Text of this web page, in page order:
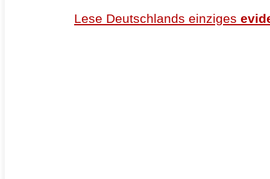
Lese Deutschlands einziges